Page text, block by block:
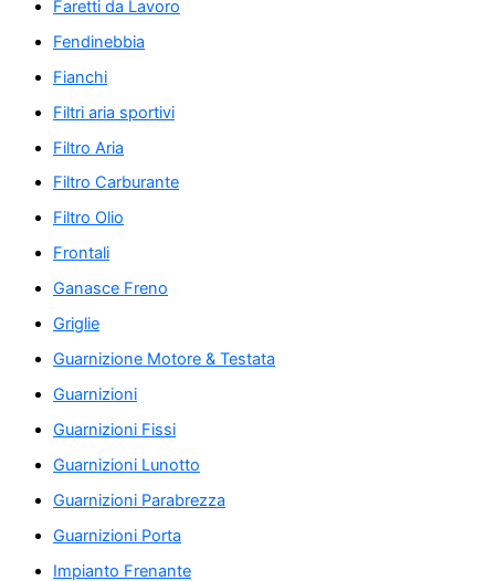
Faretti da Lavoro
Fendinebbia
Fianchi
Filtri aria sportivi
Filtro Aria
Filtro Carburante
Filtro Olio
Frontali
Ganasce Freno
Griglie
Guarnizione Motore & Testata
Guarnizioni
Guarnizioni Fissi
Guarnizioni Lunotto
Guarnizioni Parabrezza
Guarnizioni Porta
Impianto Frenante